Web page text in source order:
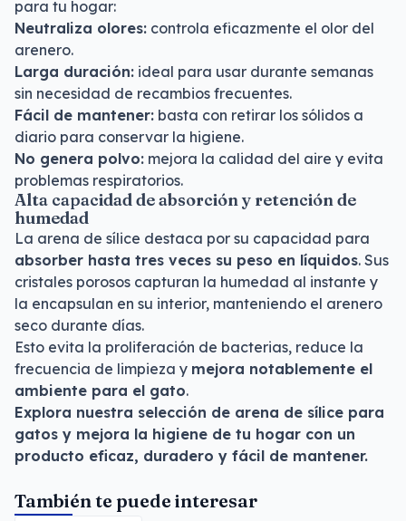
para tu hogar:
Neutraliza olores: controla eficazmente el olor del
arenero.
Larga duración: ideal para usar durante semanas
sin necesidad de recambios frecuentes.
Fácil de mantener: basta con retirar los sólidos a
diario para conservar la higiene.
No genera polvo: mejora la calidad del aire y evita
problemas respiratorios.
Alta capacidad de absorción y retención de
humedad
La arena de sílice destaca por su capacidad para
absorber hasta tres veces su peso en líquidos. Sus
cristales porosos capturan la humedad al instante y
la encapsulan en su interior, manteniendo el arenero
seco durante días.
Esto evita la proliferación de bacterias, reduce la
frecuencia de limpieza y mejora notablemente el
ambiente para el gato.
Explora nuestra selección de arena de sílice para
gatos y mejora la higiene de tu hogar con un
producto eficaz, duradero y fácil de mantener.
También te puede interesar